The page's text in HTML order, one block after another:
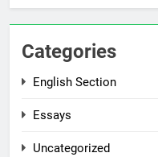
Categories
English Section
Essays
Uncategorized